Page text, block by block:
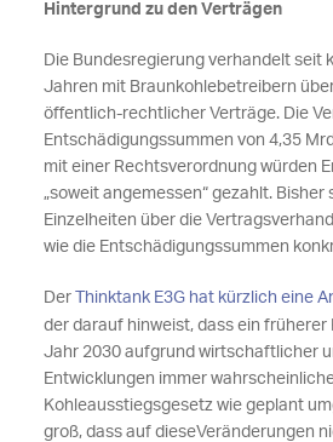
Hintergrund zu den Verträgen
Die Bundesregierung verhandelt seit
Jahren mit Braunkohlebetreibern
öffentlich-rechtlicher Verträge. Die
Entschädigungssummen von 4,35
mit einer Rechtsverordnung würden
„soweit angemessen“ gezahlt. Bisher
Einzelheiten über die
wie die Entschädigungssummen
Der Thinktank E3G hat kürzlich eine
der darauf hinweist, dass ein früherer
Jahr 2030 aufgrund wirtschaftlicher
Entwicklungen immer
Kohleausstiegsgesetz wie geplant
groß, dass auf dieseVeränderungen